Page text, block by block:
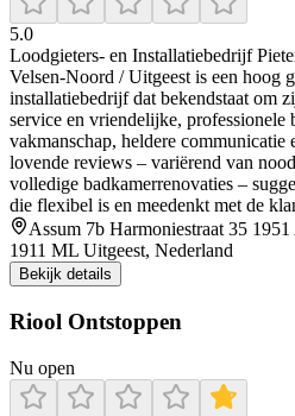
5.0
Loodgieters‑ en Installatiebedrijf
Velsen‑Noord / Uitgeest is een hoog
installatiebedrijf dat bekendstaat om
service en vriendelijke,
vakmanschap, heldere
lovende reviews – variërend van
volledige badkamerrenovaties –
die flexibel is en meedenkt met de
Assum 7b Harmoniestraat 35
1911 ML Uitgeest, Nederland
Bekijk details
Riool Ontstoppen
Nu open